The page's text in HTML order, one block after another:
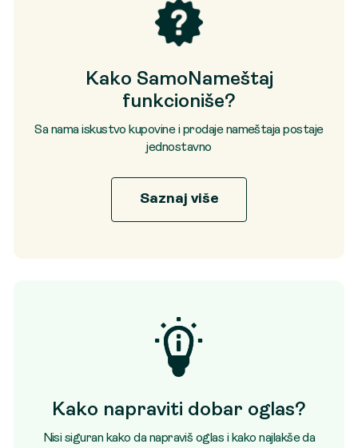
Kako SamoNameštaj
funkcioniše?
Sa nama iskustvo kupovine i prodaje nameštaja postaje
jednostavno
Saznaj više
Kako napraviti dobar oglas?
Nisi siguran kako da napraviš oglas i kako najlakše da